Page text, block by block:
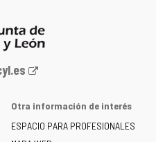
Otra información de interés
ESPACIO PARA PROFESIONALES